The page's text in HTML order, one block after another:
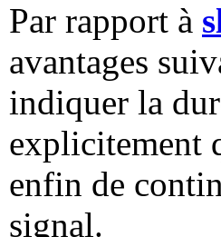
Par rapport à
avantages
indiquer la
explicitement
enfin de
signal.